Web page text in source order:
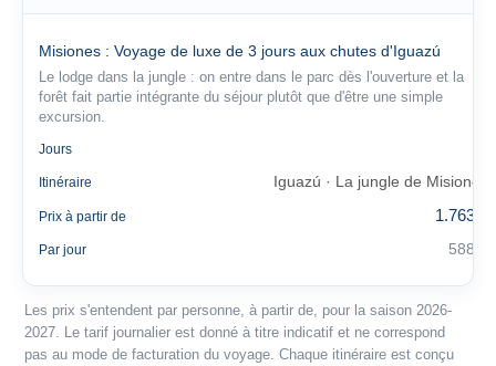
Misiones : Voyage de luxe de 3 jours aux chutes d'Iguazú
Le lodge dans la jungle : on entre dans le parc dès l'ouverture et la
forêt fait partie intégrante du séjour plutôt que d'être une simple
excursion.
Jours
Itinéraire Iguazú · La jungle de Misiones
Prix à partir de 1.763 €
Par jour 588 €
Les prix s'entendent par personne, à partir de, pour la saison 2026-
2027. Le tarif journalier est donné à titre indicatif et ne correspond
pas au mode de facturation du voyage. Chaque itinéraire est conçu